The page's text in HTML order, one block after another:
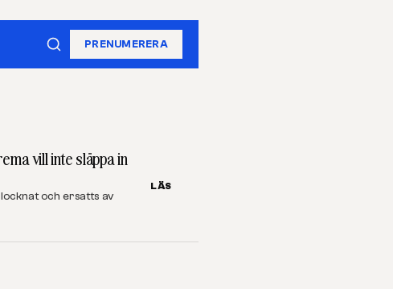
PRENUMERERA
vill inte släppa in
och ersatts av
LÄS